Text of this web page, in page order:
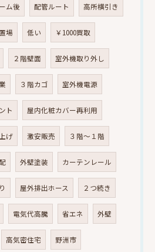
ム後 配管ルート 高所横引き
場 低い ￥1000買取
２階壁面 室外機取り外し
３階カゴ 室外機電源
ト 屋内化粧カバー再利用
げ 激安販売 ３階～１階
外壁塗装 カーテンレール
屋外排出ホース ２つ続き
電気代高騰 省エネ 外壁
高気密住宅 野洲市